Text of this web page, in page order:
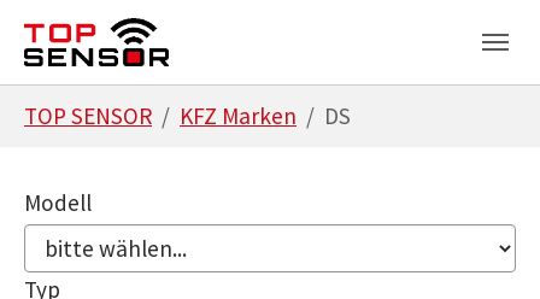
Zum Hauptinhalt springen
Skip to page footer
TOP SENSOR KFZ Marken DS
Modell
Typ